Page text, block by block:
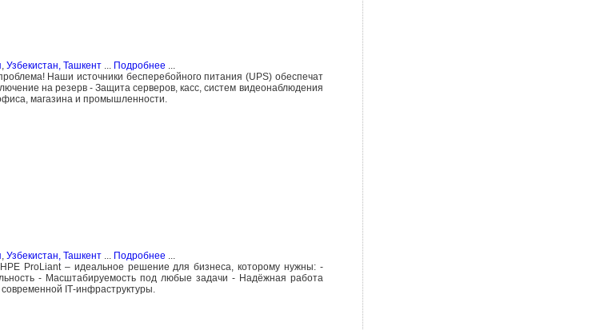
Узбекистан, Ташкент... Подробнее
Наши источники бесперебойного питания (UPS) обеспечат
на резерв - Защита серверов, касс, систем видеонаблюдения
магазина и промышленности.
, Узбекистан, Ташкент... Подробнее ...
ProLiant – идеальное решение для бизнеса, которому нужны: -
- Масштабируемость под любые задачи - Надёжная работа
IT‑инфраструктуры.